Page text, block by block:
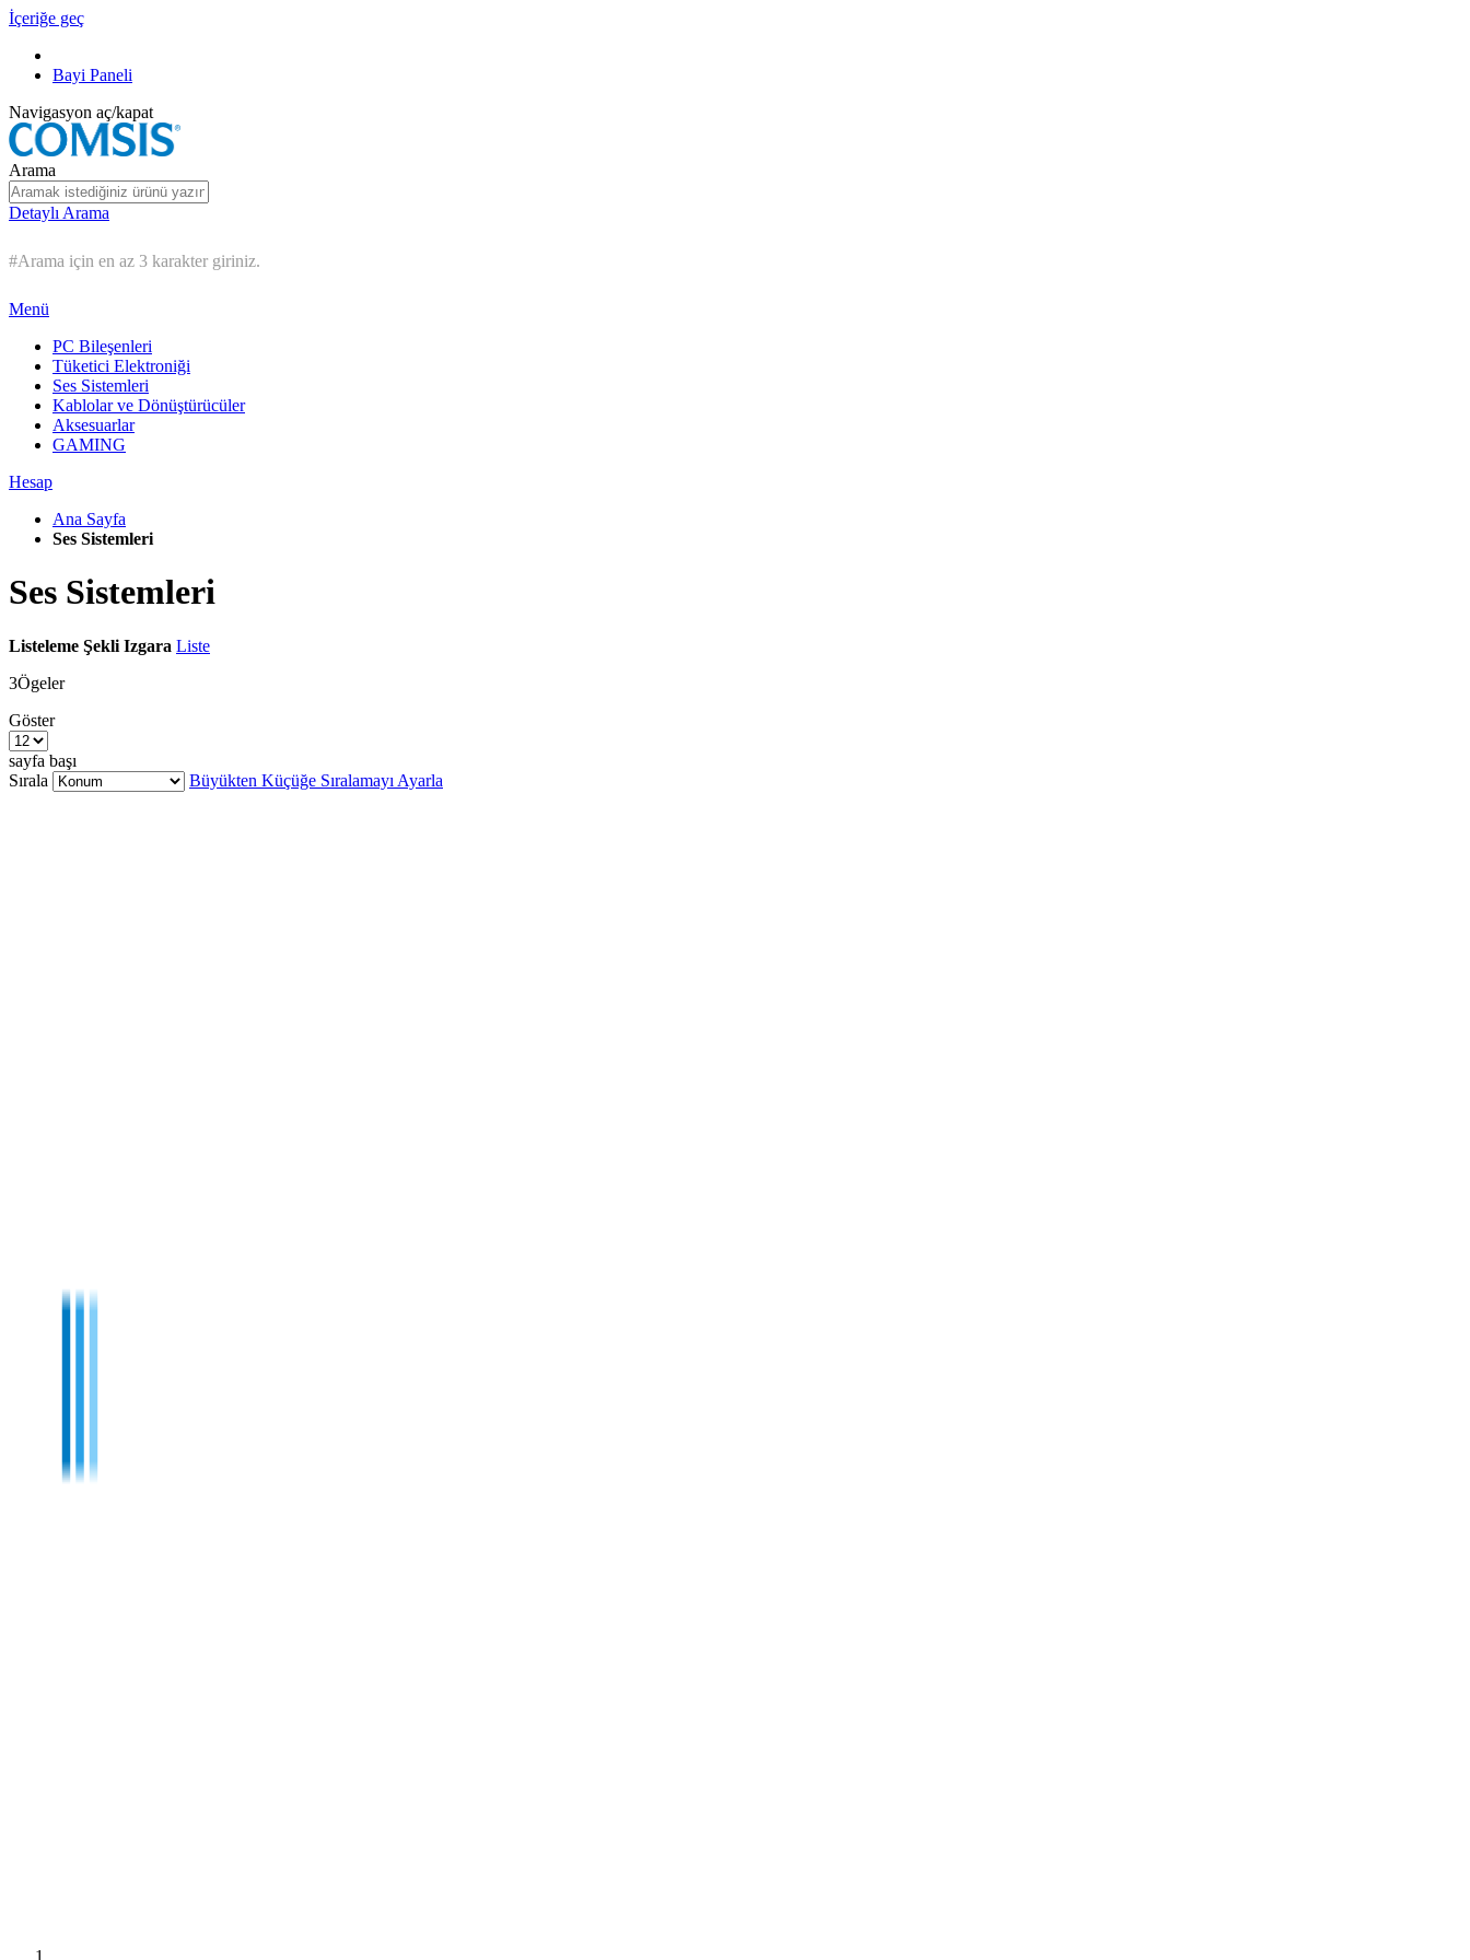
İçeriğe geç
Bayi Paneli
Navigasyon aç/kapat
Arama
Detaylı Arama
#Arama için en az 3 karakter giriniz.
Menü
PC Bileşenleri
Tüketici Elektroniği
Ses Sistemleri
Kablolar ve Dönüştürücüler
Aksesuarlar
GAMING
Hesap
Ana Sayfa
Ses Sistemleri
Ses Sistemleri
Listeleme Şekli Izgara Liste
3Ögeler
Göster
sayfa başı
Sırala
Büyükten Küçüğe Sıralamayı Ayarla